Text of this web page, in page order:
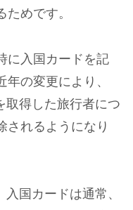
めです。
に入国カードを記
の変更により、
取得した旅行者につ
されるようになり
国カードは通常、